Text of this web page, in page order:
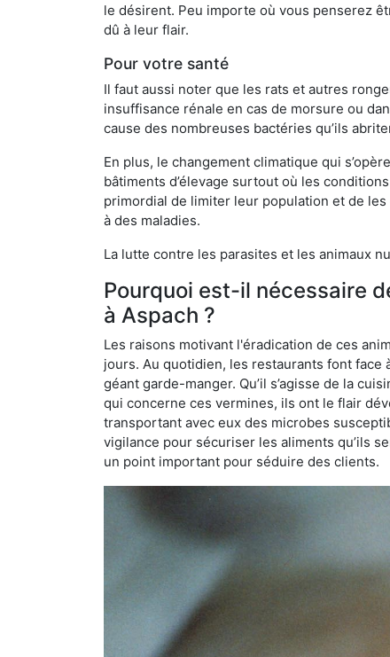
le désirent. Peu importe où vous penserez
dû à leur flair.
Pour votre santé
Il faut aussi noter que les rats et autres
insuffisance rénale en cas de morsure ou
cause des nombreuses bactéries qu’ils
En plus, le changement climatique qui
bâtiments d’élevage surtout où les
primordial de limiter leur population et de
à des maladies.
La lutte contre les parasites et les animaux
Pourquoi est-il nécessaire
à Aspach ?
Les raisons motivant l'éradication de ces
jours. Au quotidien, les restaurants font face
géant garde-manger. Qu’il s’agisse de la
qui concerne ces vermines, ils ont le flair
transportant avec eux des microbes
vigilance pour sécuriser les aliments qu’ils
un point important pour séduire des clients.